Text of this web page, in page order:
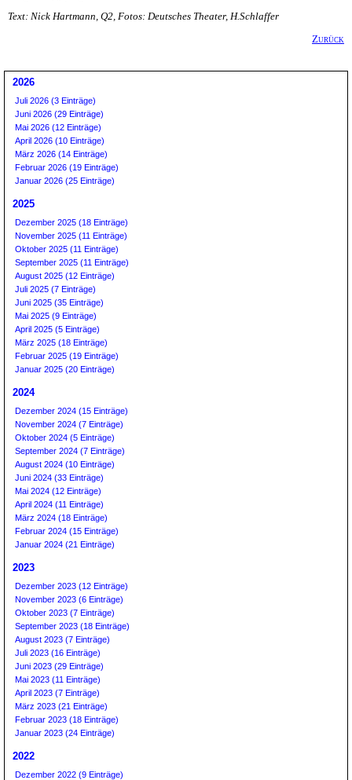
Text: Nick Hartmann, Q2, Fotos: Deutsches Theater, H.Schlaffer
Zurück
2026
Juli 2026 (3 Einträge)
Juni 2026 (29 Einträge)
Mai 2026 (12 Einträge)
April 2026 (10 Einträge)
März 2026 (14 Einträge)
Februar 2026 (19 Einträge)
Januar 2026 (25 Einträge)
2025
Dezember 2025 (18 Einträge)
November 2025 (11 Einträge)
Oktober 2025 (11 Einträge)
September 2025 (11 Einträge)
August 2025 (12 Einträge)
Juli 2025 (7 Einträge)
Juni 2025 (35 Einträge)
Mai 2025 (9 Einträge)
April 2025 (5 Einträge)
März 2025 (18 Einträge)
Februar 2025 (19 Einträge)
Januar 2025 (20 Einträge)
2024
Dezember 2024 (15 Einträge)
November 2024 (7 Einträge)
Oktober 2024 (5 Einträge)
September 2024 (7 Einträge)
August 2024 (10 Einträge)
Juni 2024 (33 Einträge)
Mai 2024 (12 Einträge)
April 2024 (11 Einträge)
März 2024 (18 Einträge)
Februar 2024 (15 Einträge)
Januar 2024 (21 Einträge)
2023
Dezember 2023 (12 Einträge)
November 2023 (6 Einträge)
Oktober 2023 (7 Einträge)
September 2023 (18 Einträge)
August 2023 (7 Einträge)
Juli 2023 (16 Einträge)
Juni 2023 (29 Einträge)
Mai 2023 (11 Einträge)
April 2023 (7 Einträge)
März 2023 (21 Einträge)
Februar 2023 (18 Einträge)
Januar 2023 (24 Einträge)
2022
Dezember 2022 (9 Einträge)